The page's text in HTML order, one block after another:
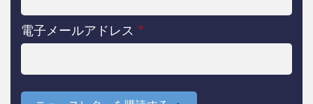
電子メールアドレス *